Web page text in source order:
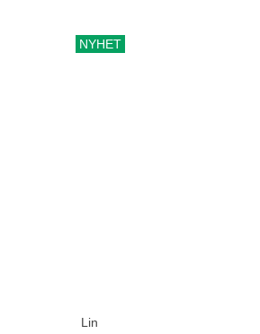
NYHET
Lin